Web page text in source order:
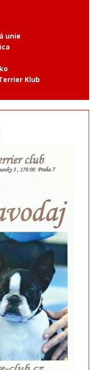
unie
Klub